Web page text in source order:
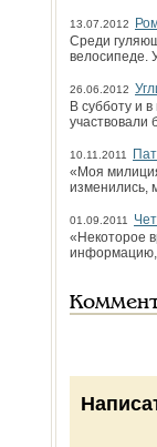
13.07.2012
Среди
велосипеде.
26.06.2012
В субботу и
участвовали
10.11.2011
«Моя
изменились,
01.09.2011
«Некоторое
информацию,